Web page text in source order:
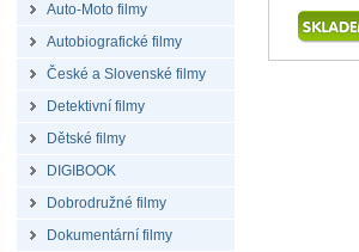
Auto-Moto filmy
Autobiografické filmy
České a Slovenské filmy
Detektivní filmy
Dětské filmy
DIGIBOOK
Dobrodružné filmy
Dokumentární filmy